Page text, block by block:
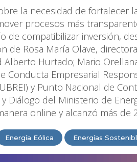
la necesidad de fortalecer
procesos más
de compatibilizar inversión,
de Rosa María Olave,
Hurtado; Mario
Conducta Empresarial
y Punto Nacional de
Diálogo del Ministerio de
online y alcanzó más de
Energía Eólica Energías